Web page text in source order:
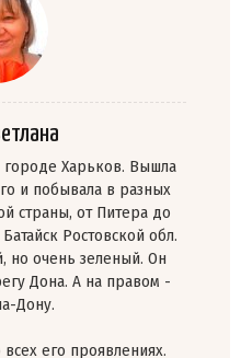
Харьков. Вышла
и побывала в разных
страны, от Питера до
Ростовской обл.
но очень зеленый. Он
Дона. А на правом -
Дону.
его проявлениях.